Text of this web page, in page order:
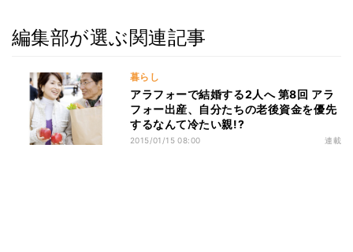
編集部が選ぶ関連記事
暮らし
アラフォーで結婚する2人へ 第8回 アラ
フォー出産、自分たちの老後資金を優先
するなんて冷たい親!?
2015/01/15 08:00 連載